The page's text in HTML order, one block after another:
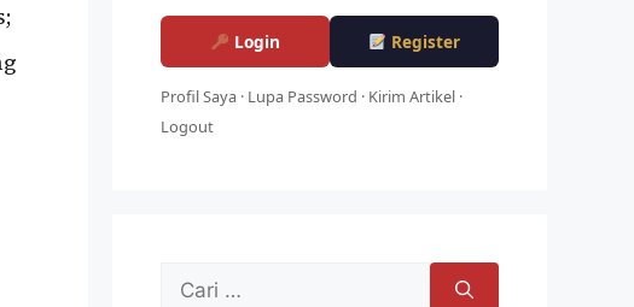
Login Register
Profil Saya · Lupa Password · Kirim Artikel ·
Logout
Cari